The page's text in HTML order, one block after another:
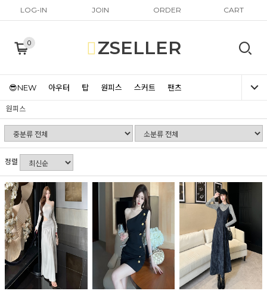
LOG-IN JOIN ORDER CART
0 ZSELLER
😎NEW 아우터 탑 원피스 스커트 팬츠
원피스
정렬